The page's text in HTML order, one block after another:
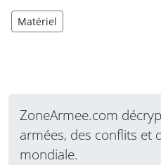
Matériel
ZoneArmee.com
armées, des conflits et
mondiale.